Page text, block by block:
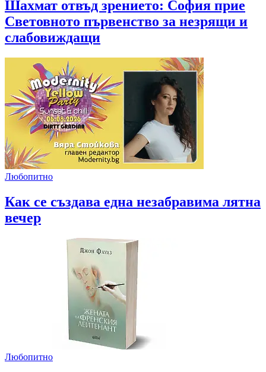
Шахмат отвъд зрението: София прие
Световното първенство за незрящи и
слабовиждащи
Любопитно
Как се създава една незабравима лятна
вечер
Любопитно